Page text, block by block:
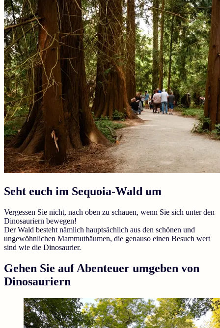
Seht euch im Sequoia-Wald um
Vergessen Sie nicht, nach oben zu schauen, wenn Sie sich unter den
Dinosauriern bewegen!
Der Wald besteht nämlich hauptsächlich aus den schönen und
ungewöhnlichen Mammutbäumen, die genauso einen Besuch wert
sind wie die Dinosaurier.
Gehen Sie auf Abenteuer umgeben von
Dinosauriern